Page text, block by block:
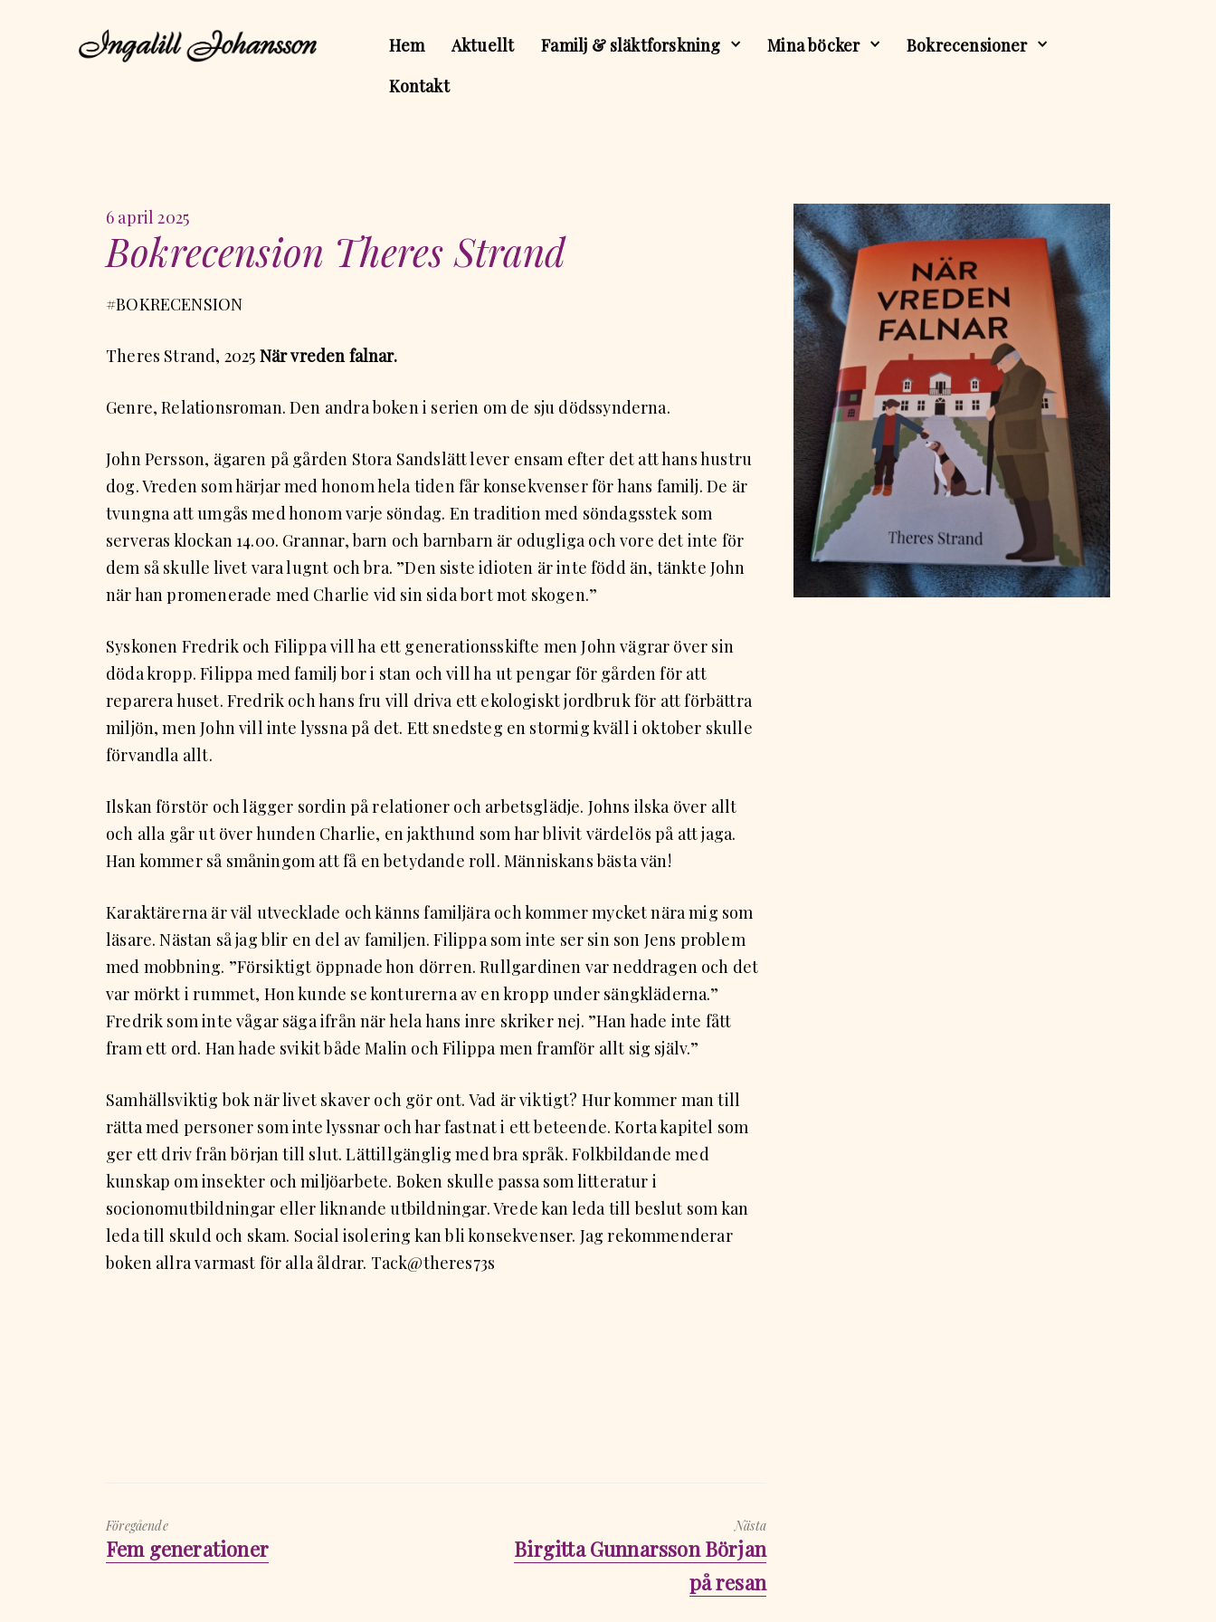
Hem Aktuellt Familj & släktforskning Mina böcker
Bokrecensioner
Kontakt
Publicerad
på
6 april 2025
Bokrecension Theres Strand
#BOKRECENSION
Theres Strand, 2025 När vreden falnar.
Genre, Relationsroman. Den andra boken i serien om de sju dödssynderna.
John Persson, ägaren på gården Stora Sandslätt lever ensam efter det att hans hustru
dog. Vreden som härjar med honom hela tiden får konsekvenser för hans familj. De är
tvungna att umgås med honom varje söndag. En tradition med söndagsstek som
serveras klockan 14.00. Grannar, barn och barnbarn är odugliga och vore det inte för
dem så skulle livet vara lugnt och bra. ”Den siste idioten är inte född än, tänkte John
när han promenerade med Charlie vid sin sida bort mot skogen.”
Syskonen Fredrik och Filippa vill ha ett generationsskifte men John vägrar över sin
döda kropp. Filippa med familj bor i stan och vill ha ut pengar för gården för att
reparera huset. Fredrik och hans fru vill driva ett ekologiskt jordbruk för att förbättra
miljön, men John vill inte lyssna på det. Ett snedsteg en stormig kväll i oktober skulle
förvandla allt.
Ilskan förstör och lägger sordin på relationer och arbetsglädje. Johns ilska över allt
och alla går ut över hunden Charlie, en jakthund som har blivit värdelös på att jaga.
Han kommer så småningom att få en betydande roll. Människans bästa vän!
Karaktärerna är väl utvecklade och känns familjära och kommer mycket nära mig som
läsare. Nästan så jag blir en del av familjen. Filippa som inte ser sin son Jens problem
med mobbning. ”Försiktigt öppnade hon dörren. Rullgardinen var neddragen och det
var mörkt i rummet, Hon kunde se konturerna av en kropp under sängkläderna.”
Fredrik som inte vågar säga ifrån när hela hans inre skriker nej. ”Han hade inte fått
fram ett ord. Han hade svikit både Malin och Filippa men framför allt sig själv.”
Samhällsviktig bok när livet skaver och gör ont. Vad är viktigt? Hur kommer man till
rätta med personer som inte lyssnar och har fastnat i ett beteende. Korta kapitel som
ger ett driv från början till slut. Lättillgänglig med bra språk. Folkbildande med
kunskap om insekter och miljöarbete. Boken skulle passa som litteratur i
socionomutbildningar eller liknande utbildningar. Vrede kan leda till beslut som kan
leda till skuld och skam. Social isolering kan bli konsekvenser. Jag rekommenderar
boken allra varmast för alla åldrar. Tack@theres73s
Föregående
Föregående
Fem generationer
Nästa
Nästa
Birgitta Gunnarsson Början
på resan